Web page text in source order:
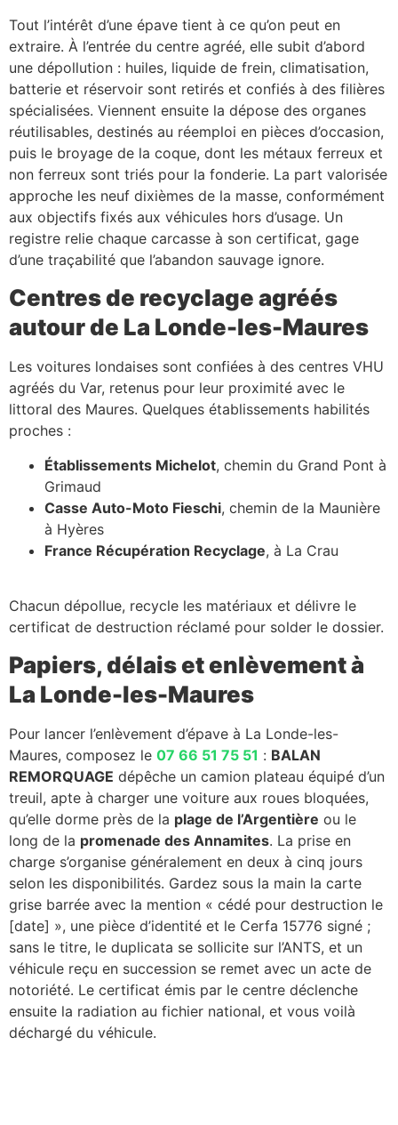
Tout l’intérêt d’une épave tient à ce qu’on peut en
extraire. À l’entrée du centre agréé, elle subit d’abord
une dépollution : huiles, liquide de frein, climatisation,
batterie et réservoir sont retirés et confiés à des filières
spécialisées. Viennent ensuite la dépose des organes
réutilisables, destinés au réemploi en pièces d’occasion,
puis le broyage de la coque, dont les métaux ferreux et
non ferreux sont triés pour la fonderie. La part valorisée
approche les neuf dixièmes de la masse, conformément
aux objectifs fixés aux véhicules hors d’usage. Un
registre relie chaque carcasse à son certificat, gage
d’une traçabilité que l’abandon sauvage ignore.
Centres de recyclage agréés
autour de La Londe-les-Maures
Les voitures londaises sont confiées à des centres VHU
agréés du Var, retenus pour leur proximité avec le
littoral des Maures. Quelques établissements habilités
proches :
Établissements Michelot, chemin du Grand Pont à
Grimaud
Casse Auto-Moto Fieschi, chemin de la Maunière
à Hyères
France Récupération Recyclage, à La Crau
Chacun dépollue, recycle les matériaux et délivre le
certificat de destruction réclamé pour solder le dossier.
Papiers, délais et enlèvement à
La Londe-les-Maures
Pour lancer l’enlèvement d’épave à La Londe-les-
Maures, composez le 07 66 51 75 51 : BALAN
REMORQUAGE dépêche un camion plateau équipé d’un
treuil, apte à charger une voiture aux roues bloquées,
qu’elle dorme près de la plage de l’Argentière ou le
long de la promenade des Annamites. La prise en
charge s’organise généralement en deux à cinq jours
selon les disponibilités. Gardez sous la main la carte
grise barrée avec la mention « cédé pour destruction le
[date] », une pièce d’identité et le Cerfa 15776 signé ;
sans le titre, le duplicata se sollicite sur l’ANTS, et un
véhicule reçu en succession se remet avec un acte de
notoriété. Le certificat émis par le centre déclenche
ensuite la radiation au fichier national, et vous voilà
déchargé du véhicule.